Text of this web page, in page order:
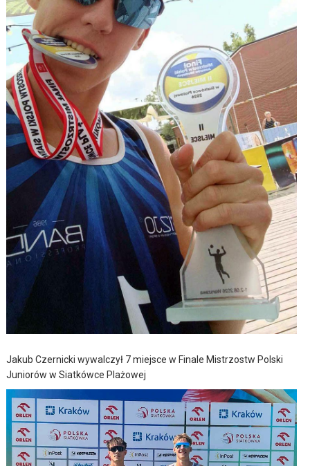
Jakub Czernicki wywalczył 7 miejsce w Finale Mistrzostw Polski
Juniorów w Siatkówce Plażowej